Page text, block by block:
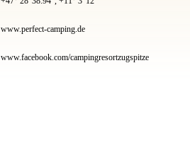
www.perfect-camping.de
www.facebook.com/campingresortzugspitze